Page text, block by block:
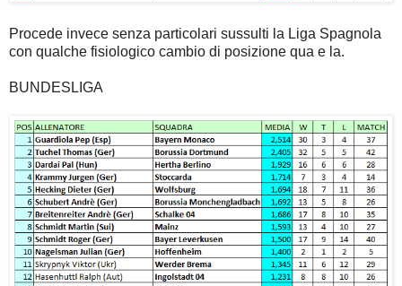
Procede invece senza particolari sussulti la Liga Spagnola
con qualche fisiologico cambio di posizione qua e la.
BUNDESLIGA